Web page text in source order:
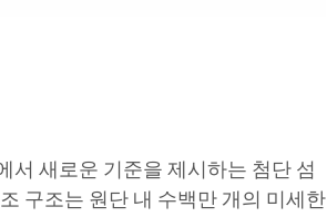
서 새로운 기준을 제시하는 첨단 섬
구조는 원단 내 수백만 개의 미세한